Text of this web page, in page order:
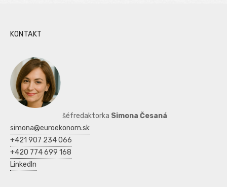
KONTAKT
šéfredaktorka Simona Česaná
simona@euroekonom.sk
+421 907 234 066
+420 774 699 168
LinkedIn